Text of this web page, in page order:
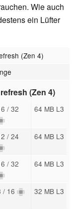
Wie auch
ein Lüfter
(Zen 4)
(Zen 4)
/ 32 64 MB L3
/ 24 64 MB L3
/ 32 64 MB L3
/ 16 32 MB L3